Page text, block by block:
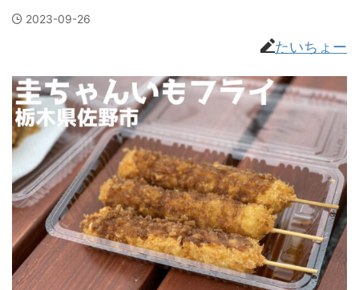
2023-09-26
たいちょー